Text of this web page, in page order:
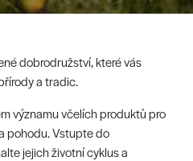
dobrodružství, které vás
a tradic.
významu včelích produktů pro
pohodu. Vstupte do
jejich životní cyklus a